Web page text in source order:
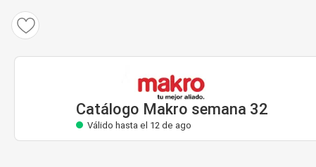
Catálogo Makro semana 32
Válido hasta el 12 de ago